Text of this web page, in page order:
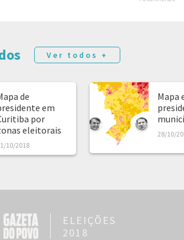
Ver todos +
de
em
por
eleitorais
10/2018
Mapa
28/10/
ELEIÇÕES
2018